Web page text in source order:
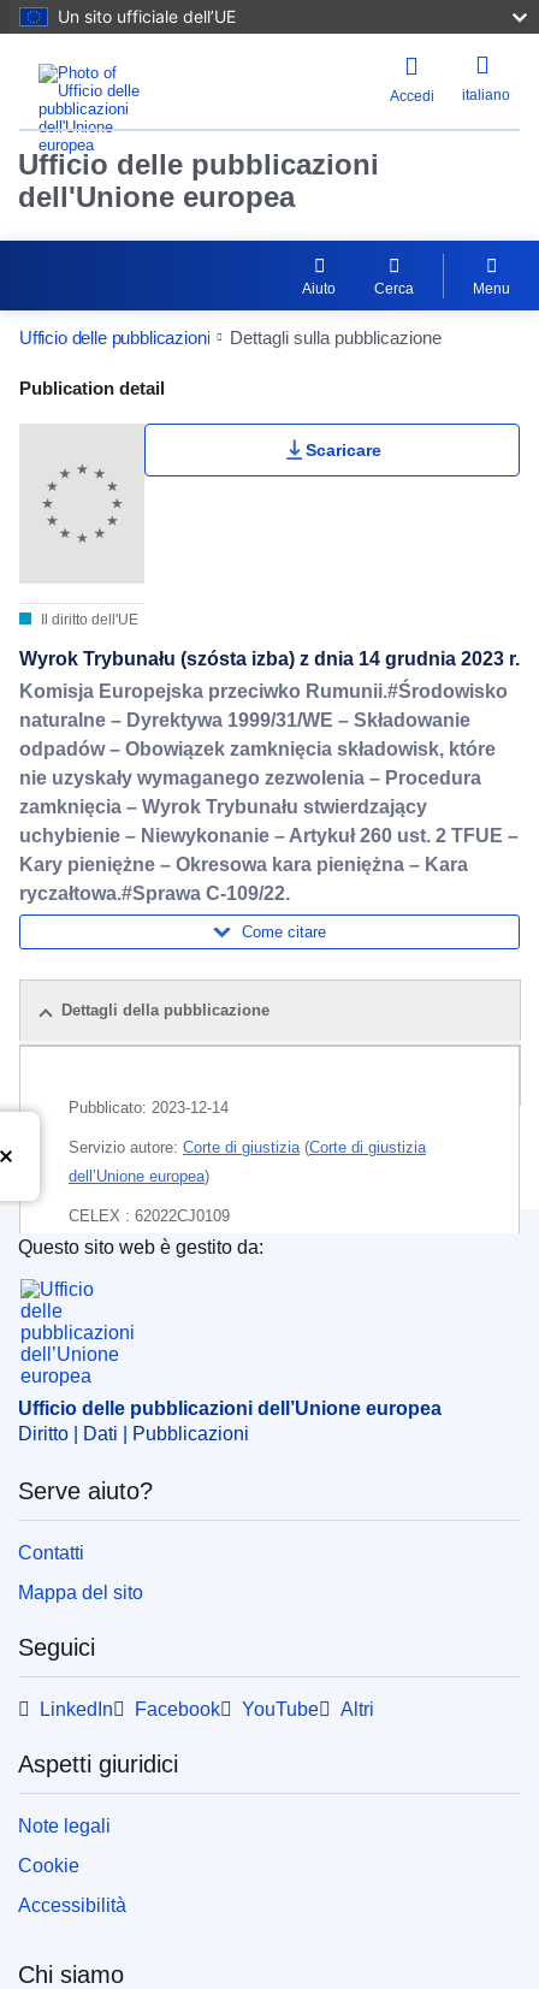
Un sito ufficiale dell’UE
Accedi italiano
Ufficio delle pubblicazioni
dell'Unione europea
Aiuto Cerca Menu
Ufficio delle pubblicazioni Dettagli sulla pubblicazione
Publication Detail Actions Portlet
Publication detail
Il diritto dell'UE
Scaricare
Wyrok Trybunału (szósta izba) z dnia 14 grudnia 2023 r.
Komisja Europejska przeciwko Rumunii.#Środowisko
naturalne – Dyrektywa 1999/31/WE – Składowanie
odpadów – Obowiązek zamknięcia składowisk, które
nie uzyskały wymaganego zezwolenia – Procedura
zamknięcia – Wyrok Trybunału stwierdzający
uchybienie – Niewykonanie – Artykuł 260 ust. 2 TFUE –
Kary pieniężne – Okresowa kara pieniężna – Kara
ryczałtowa.#Sprawa C-109/22.
Come citare
Dettagli della pubblicazione
Pubblicato: 2023-12-14
Servizio autore: Corte di giustizia (Corte di giustizia
dell’Unione europea)
CELEX : 62022CJ0109
ECLI : ECLI:EU:C:2023:991
Ufficio delle pubblicazioni dell’Unione europea
Questo sito web è gestito da:
Ufficio delle pubblicazioni dell’Unione europea
Diritto | Dati | Pubblicazioni
Serve aiuto?
Contatti
Mappa del sito
Seguici
LinkedIn Facebook YouTube Altri
Aspetti giuridici
Note legali
Cookie
Accessibilità
Chi siamo